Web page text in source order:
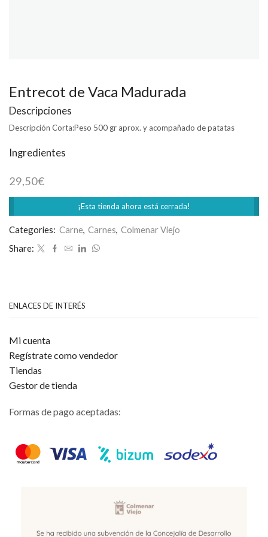
Entrecot de Vaca Madurada
Descripciones
Descripción Corta:Peso 500 gr aprox. y acompañado de patatas
Ingredientes
29,50€
¡Esta tienda ahora está cerrada!
Categories: Carne Carnes Colmenar Viejo
Share:
ENLACES DE INTERÉS
Mi cuenta
Regístrate como vendedor
Tiendas
Gestor de tienda
Formas de pago aceptadas: